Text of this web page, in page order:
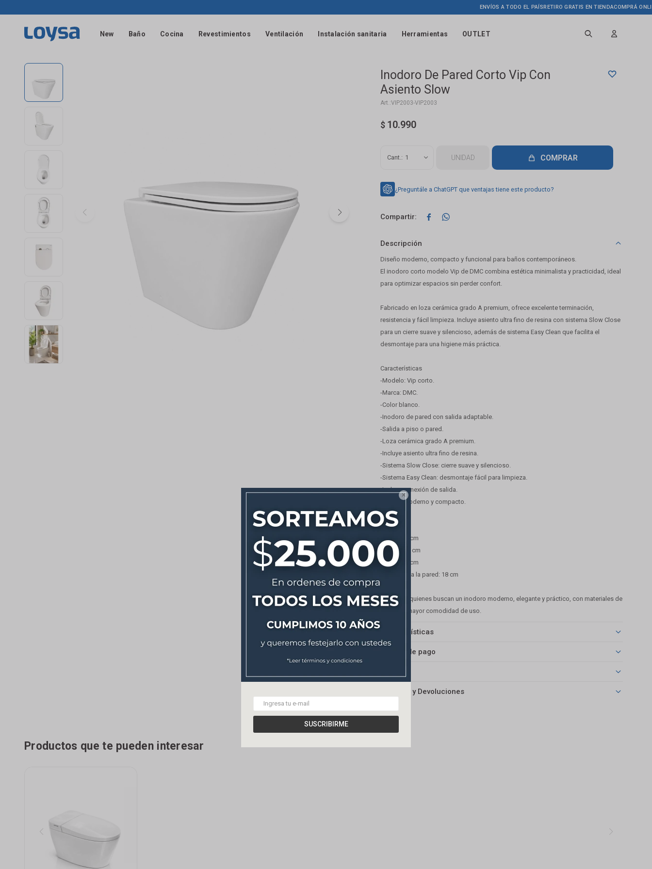

SUSCRIBIRME
New Baño Cocina Revestimientos Ventilación Instalación sanitaria Herramientas OUTLET
ENVÍOS A TODO EL PAÍS RETIRO GRATIS EN TIENDACOMPRÁ ONLINE
Inodoro De Pared Corto Vip Con
Asiento Slow
VIP2003-VIP2003
$ 10.990
1 UNIDAD COMPRAR
¿Preguntále a ChatGPT que ventajas tiene este producto?
 
Descripción
Diseño moderno, compacto y funcional para baños contemporáneos.
El inodoro corto modelo Vip de DMC combina estética minimalista y practicidad, ideal
para optimizar espacios sin perder confort.
Fabricado en loza cerámica grado A premium, ofrece excelente terminación,
resistencia y fácil limpieza. Incluye asiento ultra fino de resina con sistema Slow Close
para un cierre suave y silencioso, además de sistema Easy Clean que facilita el
desmontaje para una higiene más práctica.
Características
-Modelo: Vip corto.
-Marca: DMC.
-Color blanco.
-Inodoro de pared con salida adaptable.
-Salida a piso o pared.
-Loza cerámica grado A premium.
-Incluye asiento ultra fino de resina.
-Sistema Slow Close: cierre suave y silencioso.
-Sistema Easy Clean: desmontaje fácil para limpieza.
-Incluye conexión de salida.
-Diseño moderno y compacto.
Medidas
-Altura: 40 cm
-Ancho: 37 cm
-Largo: 57 cm
-Descarga a la pared: 18 cm
Ideal para quienes buscan un inodoro moderno, elegante y práctico, con materiales de
calidad y mayor comodidad de uso.
Características
Medios de pago
Cambios y Devoluciones
Productos que te pueden interesar